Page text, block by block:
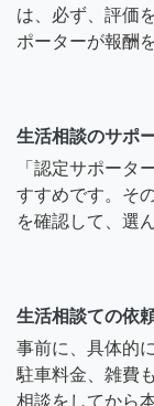
は、必ず、評価
ポーターが報酬
生活相談のサポ
「認定サポータ
すすめです。そ
を確認して、選
生活相談ての依
事前に、具体的
駐車料金、雑費
相談をしてから